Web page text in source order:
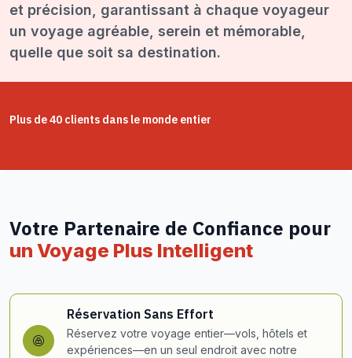
et précision, garantissant à chaque voyageur
un voyage agréable, serein et mémorable,
quelle que soit sa destination.
Plus de 40 clients dans le monde entier
Votre Partenaire de Confiance pour
un Voyage Plus Intelligent
Réservation Sans Effort
Réservez votre voyage entier—vols, hôtels et
expériences—en un seul endroit avec notre